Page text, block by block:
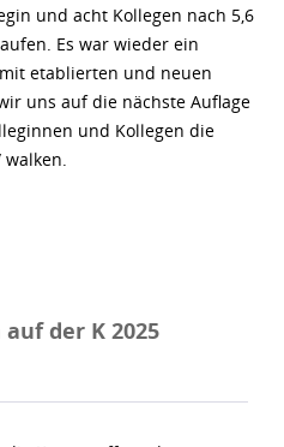
und acht Kollegen nach 5,6
Es war wieder ein
etablierten und neuen
uns auf die nächste Auflage
und Kollegen die
der K 2025